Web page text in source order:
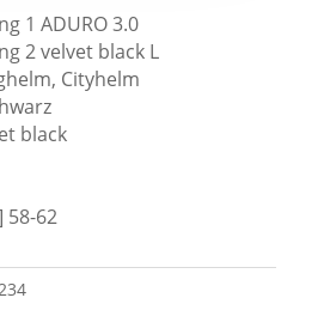
1 ADURO 3.0
2 velvet black L
Cityhelm
black
58-62